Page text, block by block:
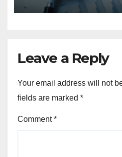
Leave a Reply
Your email address will not
fields are marked *
Comment*